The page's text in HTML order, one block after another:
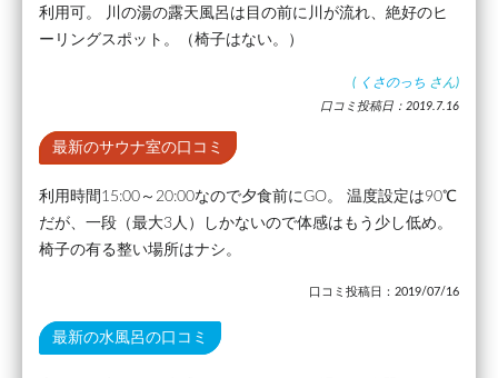
利用可。 川の湯の露天風呂は目の前に川が流れ、絶好のヒ
ーリングスポット。（椅子はない。）
( くさのっち さん)
口コミ投稿日：2019.7.16
最新のサウナ室の口コミ
利用時間15:00～20:00なので夕食前にGO。 温度設定は90℃
だが、一段（最大3人）しかないので体感はもう少し低め。
椅子の有る整い場所はナシ。
口コミ投稿日：2019/07/16
最新の水風呂の口コミ